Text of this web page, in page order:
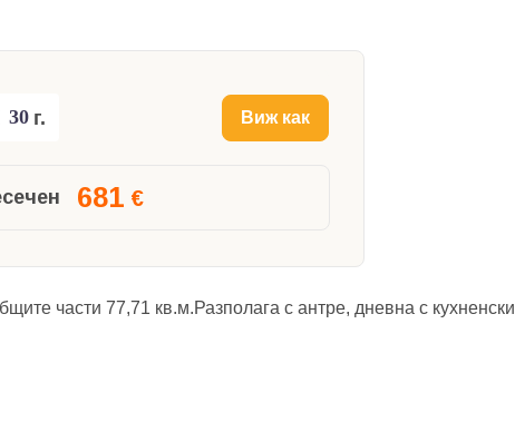
г. Виж как
681 €
части 77,71 кв.м.Разполага с антре, дневна с кухненски